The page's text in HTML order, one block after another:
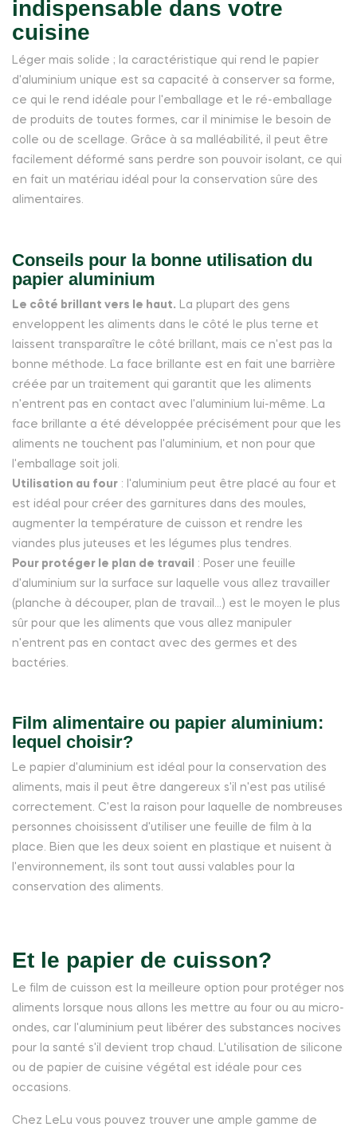
indispensable dans votre
cuisine
Léger mais solide ; la caractéristique qui rend le papier
d'aluminium unique est sa capacité à conserver sa forme,
ce qui le rend idéale pour l'emballage et le ré-emballage
de produits de toutes formes, car il minimise le besoin de
colle ou de scellage. Grâce à sa malléabilité, il peut être
facilement déformé sans perdre son pouvoir isolant, ce qui
en fait un matériau idéal pour la conservation sûre des
alimentaires.
Conseils pour la bonne utilisation du
papier aluminium
Le côté brillant vers le haut. La plupart des gens
enveloppent les aliments dans le côté le plus terne et
laissent transparaître le côté brillant, mais ce n'est pas la
bonne méthode. La face brillante est en fait une barrière
créée par un traitement qui garantit que les aliments
n'entrent pas en contact avec l'aluminium lui-même. La
face brillante a été développée précisément pour que les
aliments ne touchent pas l'aluminium, et non pour que
l'emballage soit joli.
Utilisation au four : l'aluminium peut être placé au four et
est idéal pour créer des garnitures dans des moules,
augmenter la température de cuisson et rendre les
viandes plus juteuses et les légumes plus tendres.
Pour protéger le plan de travail
: Poser une feuille
d'aluminium sur la surface sur laquelle vous allez travailler
(planche à découper, plan de travail...) est le moyen le plus
sûr pour que les aliments que vous allez manipuler
n'entrent pas en contact avec des germes et des
bactéries.
Film alimentaire ou papier aluminium:
lequel choisir?
Le papier d'aluminium est idéal pour la conservation des
aliments, mais il peut être dangereux s'il n'est pas utilisé
correctement. C'est la raison pour laquelle de nombreuses
personnes choisissent d'utiliser une feuille de film à la
place. Bien que les deux soient en plastique et nuisent à
l'environnement, ils sont tout aussi valables pour la
conservation des aliments.
Et le papier de cuisson?
Le film de cuisson est la meilleure option pour protéger nos
aliments lorsque nous allons les mettre au four ou au micro-
ondes, car l'aluminium peut libérer des substances nocives
pour la santé s'il devient trop chaud. L'utilisation de silicone
ou de papier de cuisine végétal est idéale pour ces
occasions.
Chez LeLu vous pouvez trouver une ample gamme de